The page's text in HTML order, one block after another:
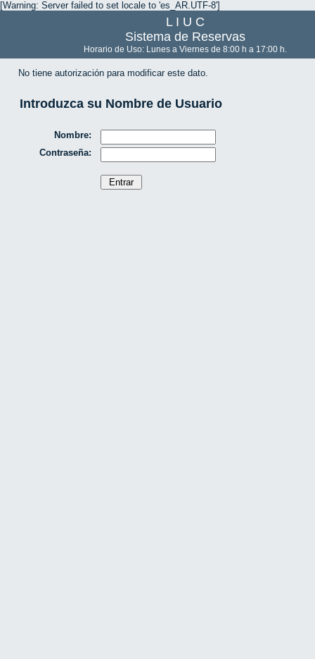
[Warning: Server failed to set locale to 'es_AR.UTF-8']
L I U C
Sistema de Reservas
Horario de Uso: Lunes a Viernes de 8:00 h a 17:00 h.
No tiene autorización para modificar este dato.
Introduzca su Nombre de Usuario
Nombre:
Contraseña: